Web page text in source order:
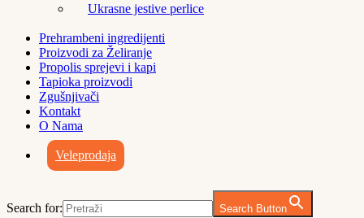
Ukrasne jestive perlice
Prehrambeni ingredijenti
Proizvodi za Želiranje
Propolis sprejevi i kapi
Tapioka proizvodi
Zgušnjivači
Kontakt
O Nama
Veleprodaja
Search for: Search Button